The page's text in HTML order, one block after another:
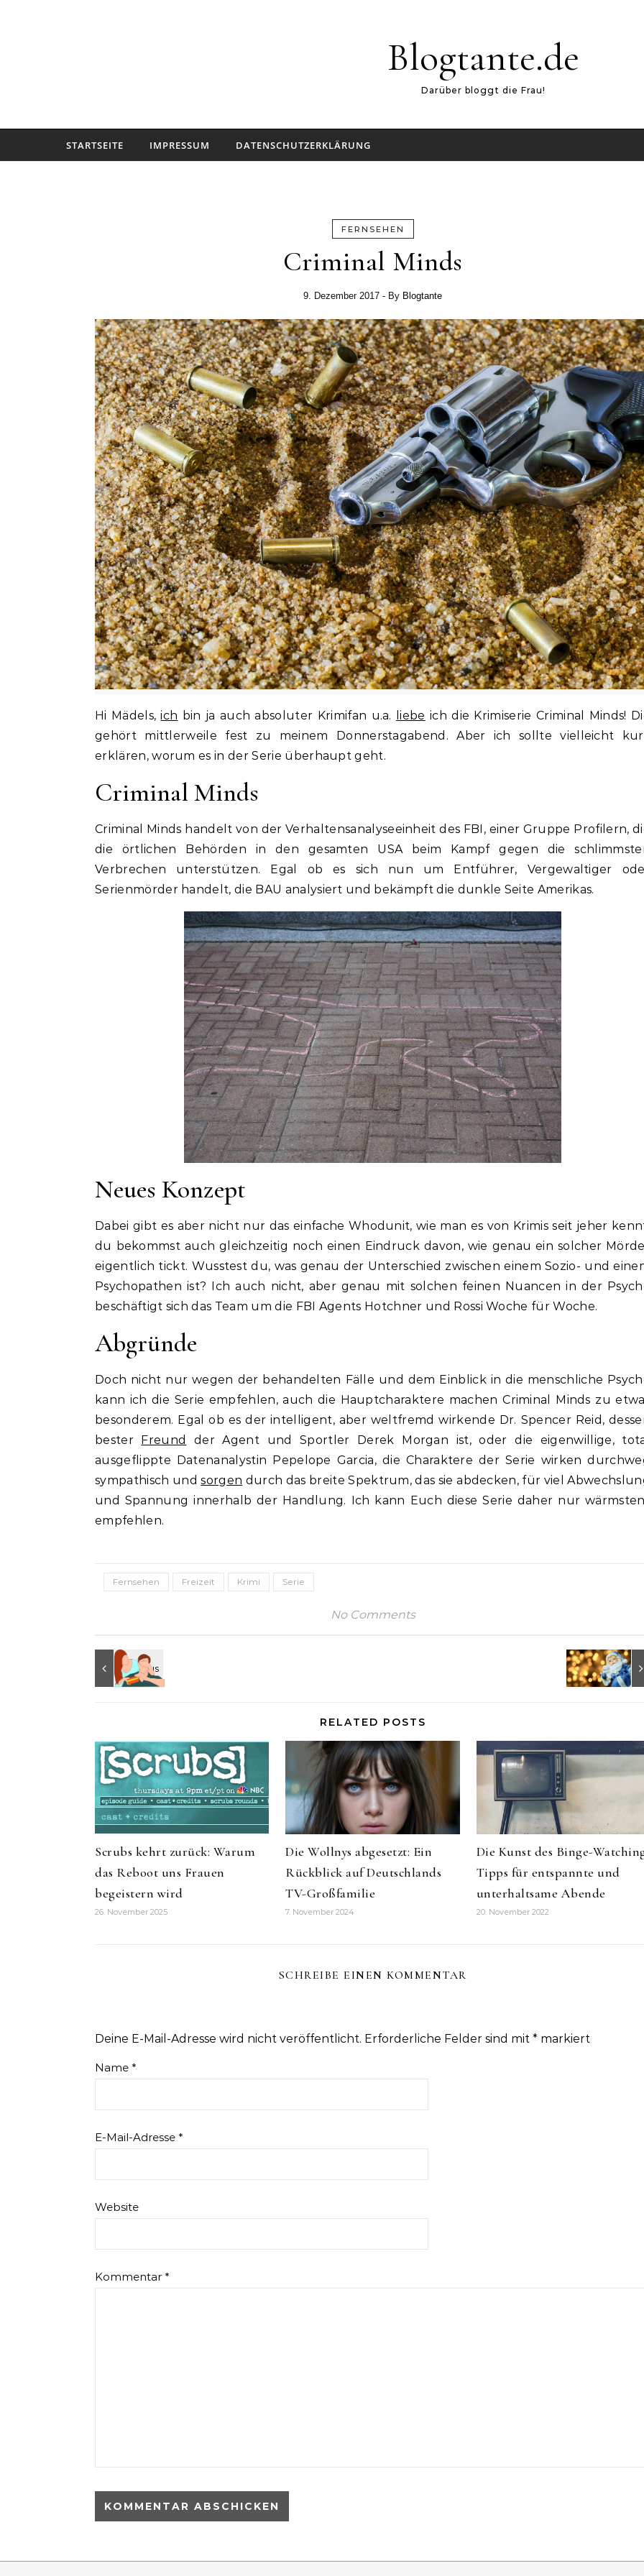
Blogtante.de
Darüber bloggt die Frau!
STARTSEITE IMPRESSUM DATENSCHUTZERKLÄRUNG
FERNSEHEN
Criminal Minds
9. Dezember 2017 - By Blogtante
Hi Mädels,ich bin ja auch absoluter Krimifan u.a. liebe ich die Krimiserie Criminal Minds!
gehört mittlerweile fest zu meinem Donnerstagabend. Aber ich sollte vielleicht
erklären, worum es in der Serie überhaupt geht.
Criminal Minds
Criminal Minds handelt von der Verhaltensanalyseeinheit des FBI, einer Gruppe Profilern,
die örtlichen Behörden in den gesamten USA beim Kampf gegen die
Verbrechen unterstützen. Egal ob es sich nun um Entführer, Vergewaltiger
Serienmörder handelt, die BAU analysiert und bekämpft die dunkle Seite Amerikas.
Neues Konzept
Dabei gibt es aber nicht nur das einfache Whodunit, wie man es von Krimis seit jeher
du bekommst auch gleichzeitig noch einen Eindruck davon, wie genau ein solcher
eigentlich tickt. Wusstest du, was genau der Unterschied zwischen einem Sozio- und
Psychopathen ist? Ich auch nicht, aber genau mit solchen feinen Nuancen in der
beschäftigt sich das Team um die FBI Agents Hotchner und Rossi Woche für Woche.
Abgründe
Doch nicht nur wegen der behandelten Fälle und dem Einblick in die menschliche
kann ich die Serie empfehlen, auch die Hauptcharaktere machen Criminal Minds zu
besonderem. Egal ob es der intelligent, aber weltfremd wirkende Dr. Spencer Reid,
bester
Freund
der Agent und Sportler Derek Morgan ist, oder die eigenwillige,
ausgeflippte Datenanalystin Pepelope Garcia, die Charaktere der Serie wirken
sympathisch undsorgen durch das breite Spektrum, das sie abdecken, für viel
und Spannung innerhalb der Handlung. Ich kann Euch diese Serie daher nur
empfehlen.
Fernsehen Freizeit Krimi Serie
No Comments
RELATED POSTS
Scrubs kehrt zurück: Warum
das Reboot uns Frauen
begeistern wird
26. November 2025
Die Wollnys abgesetzt: Ein
Rückblick auf Deutschlands
TV-Großfamilie
7. November 2024
Die Kunst des Binge-
Tipps für entspannte und
unterhaltsame Abende
20. November 2022
SCHREIBE EINEN KOMMENTAR
Deine E-Mail-Adresse wird nicht veröffentlicht. Erforderliche Felder sind mit * markiert
Name *
E-Mail-Adresse *
Website
Kommentar *